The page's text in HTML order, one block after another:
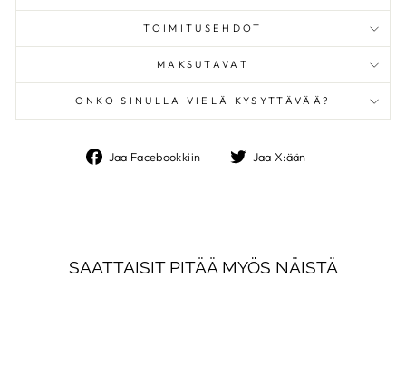
TOIMITUSEHDOT
MAKSUTAVAT
ONKO SINULLA VIELÄ KYSYTTÄVÄÄ?
Jaa Facebookkiin
Jaa
Jaa X:ään
SAATTAISIT PITÄÄ MYÖS NÄISTÄ